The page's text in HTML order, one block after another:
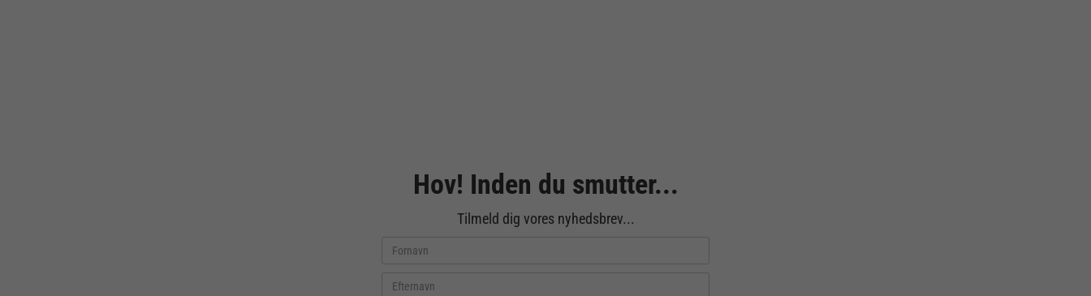
Hov! Inden du smutter...
Tilmeld dig vores nyhedsbrev...